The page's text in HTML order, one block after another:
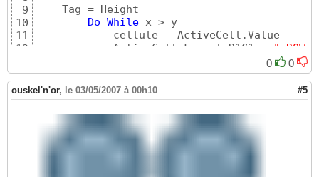
9
10
11
12
14
15
16
    Tag = Height
Do While x > y
            cellule = ActiveCell.Value
            ActiveCell.FormulaR1C1 =
            ActiveCell.Value = cellule
        Selection.Find
What:=donne,
LookAt:=xlPart,
        MatchCase:=
False, SearchFormat:=
            cellule = ActiveCell.Value
            ActiveCell.FormulaR1C1 =
            x = ActiveCell.Value
0 0
ouskel'n'or, le 03/05/2007 à 00h10 #5